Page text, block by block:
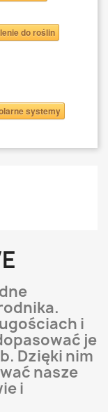
do roślin
systemy
i
je
Dzięki nim
nasze
i